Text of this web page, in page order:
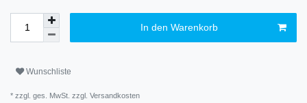
In den Warenkorb
Wunschliste
* zzgl. ges. MwSt. zzgl. Versandkosten